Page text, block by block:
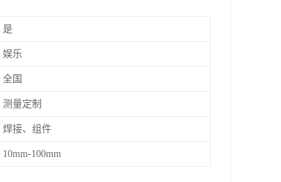
是
娱乐
全国
测量定制
焊接、组件
10mm-100mm